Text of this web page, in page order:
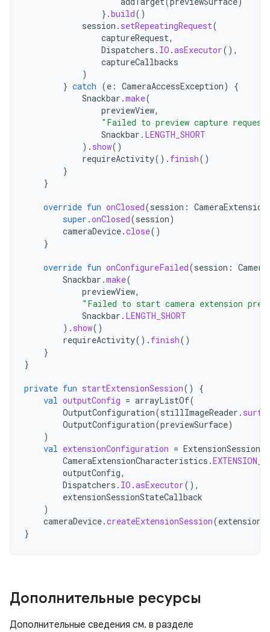
}.build()
session . setRepeatingRequest(
captureRequest,
Dispatchers . IO .asExecutor(),
captureCallbacks
)
} catch (e : CameraAccessException)
{
Snackbar .make(
previewView,
"Failed to preview capture
Snackbar . LENGTH_SHORT
). show()
requireActivity(). finish()
}
}
override fun onClosed(session :
super .onClosed(session)
cameraDevice.close()
}
override fun onConfigureFailed(session :
Snackbar .make(
previewView,
"Failed to start camera extension
Snackbar . LENGTH_SHORT
). show()
requireActivity(). finish()
}
}
private fun startExtensionSession()
{
val outputConfig = arrayListOf(
OutputConfiguration(stillImageReader .
OutputConfiguration(previewSurface)
)
val extensionConfiguration =
CameraExtensionCharacteristics .
outputConfig,
Dispatchers . IO .asExecutor(),
extensionSessionStateCallback
)
cameraDevice.createExtensionSession(
}
Дополнительные ресурсы
Дополнительные сведения см. в разделе